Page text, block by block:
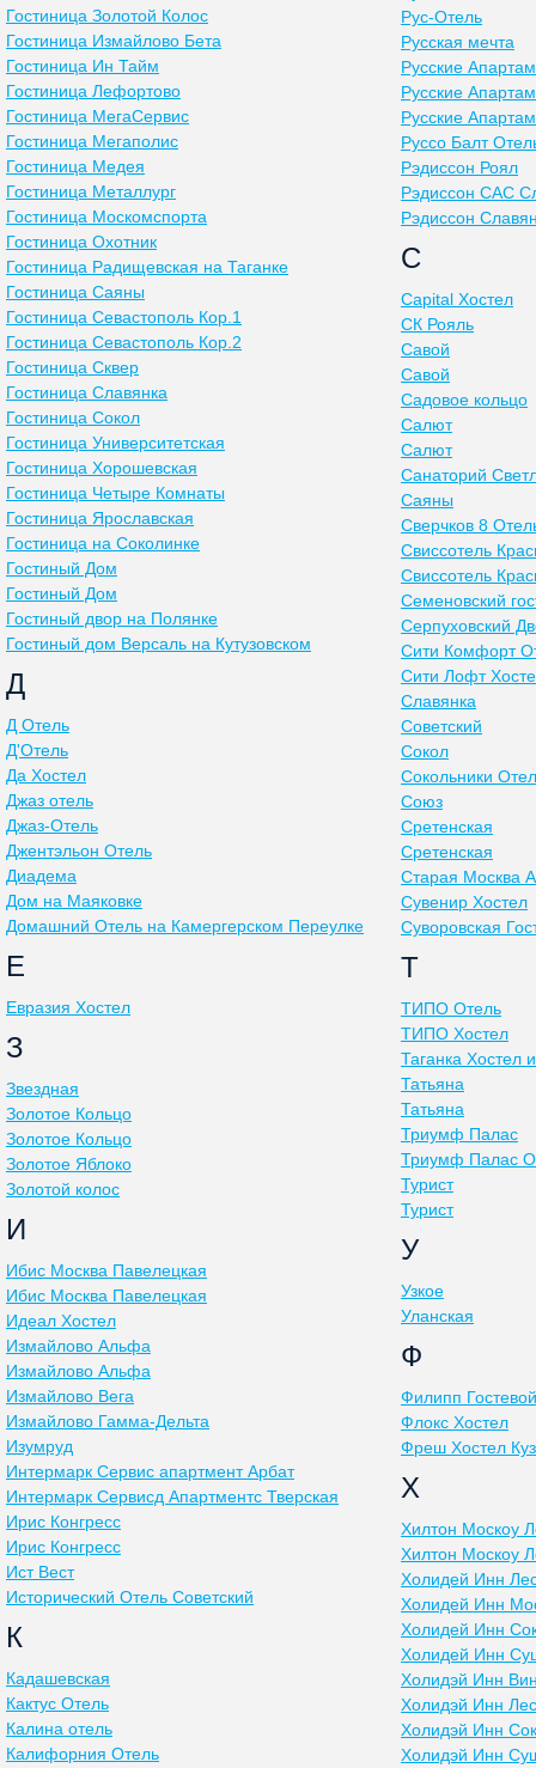
Гостиница Золотой Колос
Гостиница Измайлово Бета
Гостиница Ин Тайм
Гостиница Лефортово
Гостиница МегаСервис
Гостиница Мегаполис
Гостиница Медея
Гостиница Металлург
Гостиница Москомспорта
Гостиница Охотник
Гостиница Радищевская на Таганке
Гостиница Саяны
Гостиница Севастополь Кор.1
Гостиница Севастополь Кор.2
Гостиница Сквер
Гостиница Славянка
Гостиница Сокол
Гостиница Университетская
Гостиница Хорошевская
Гостиница Четыре Комнаты
Гостиница Ярославская
Гостиница на Соколинке
Гостиный Дом
Гостиный Дом
Гостиный двор на Полянке
Гостиный дом Версаль на Кутузовском
Д
Д Отель
Д'Отель
Да Хостел
Джаз отель
Джаз-Отель
Джентэльон Отель
Диадема
Дом на Маяковке
Домашний Отель на Камергерском Переулке
Е
Евразия Хостел
З
Звездная
Золотое Кольцо
Золотое Кольцо
Золотое Яблоко
Золотой колос
И
Ибис Москва Павелецкая
Ибис Москва Павелецкая
Идеал Хостел
Измайлово Альфа
Измайлово Альфа
Измайлово Вега
Измайлово Гамма-Дельта
Изумруд
Интермарк Сервис апартмент Арбат
Интермарк Сервисд Апартментс Тверская
Ирис Конгресс
Ирис Конгресс
Ист Вест
Исторический Отель Советский
К
Кадашевская
Кактус Отель
Калина отель
Калифорния Отель
Рус-Отель
Русская мечта
Русские
Русские
Русские
Руссо Балт
Рэдиссон Роял
Рэдиссон САС
Рэдиссон
С
Сapital Хостел
СК Рояль
Савой
Савой
Садовое кольцо
Салют
Салют
Санаторий
Саяны
Сверчков 8
Свиссотель
Свиссотель
Семеновский
Серпуховский
Сити Комфорт
Сити Лофт
Славянка
Советский
Сокол
Сокольники
Союз
Сретенская
Сретенская
Старая Москва
Сувенир Хостел
Суворовская
Т
ТИПО Отель
ТИПО Хостел
Таганка Хостел
Татьяна
Татьяна
Триумф Палас
Триумф Палас
Турист
Турист
У
Узкое
Уланская
Ф
Филипп
Флокс Хостел
Фреш Хостел
Х
Хилтон Москоу
Хилтон Москоу
Холидей Инн
Холидей Инн
Холидей Инн
Холидей Инн
Холидэй Инн
Холидэй Инн
Холидэй Инн
Холидэй Инн